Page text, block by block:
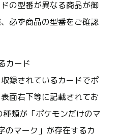
の型番が異なる商品が御
必ず商品の型番をご確認
カード
録されているカードでポ
面右下等に記載されてお
類が「ポケモンだけのマ
のマーク」が存在するカ